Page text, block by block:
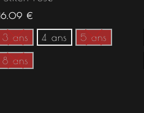
€
3 ans 4 ans 5 ans
8 ans